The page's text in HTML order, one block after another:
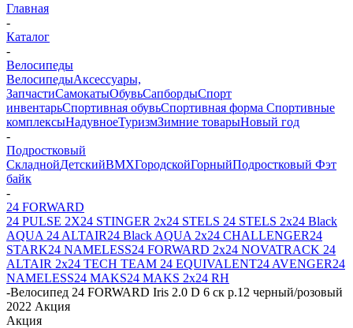
Главная
-
Каталог
-
Велосипеды
ВелосипедыАксессуары,
ЗапчастиСамокатыОбувьСапбордыСпорт
инвентарьСпортивная обувьСпортивная форма Спортивные
комплексыНадувноеТуризмЗимние товарыНовый год
-
Подростковый
СкладнойДетскийBMXГородскойГорныйПодростковый Фэт
байк
-
24 FORWARD
24 PULSE 2X24 STINGER 2х24 STELS 24 STELS 2х24 Black
AQUA 24 ALTAIR24 Black AQUA 2х24 CHALLENGER24
STARK24 NAMELESS24 FORWARD 2х24 NOVATRACK 24
ALTAIR 2х24 TECH TEAM 24 EQUIVALENT24 AVENGER24
NAMELESS24 MAKS24 MAKS 2x24 RH
-Велосипед 24 FORWARD Iris 2.0 D 6 ск р.12 черный/розовый
2022 Акция
Акция